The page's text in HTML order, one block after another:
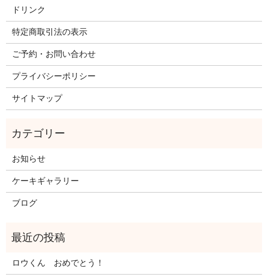
ドリンク
特定商取引法の表示
ご予約・お問い合わせ
プライバシーポリシー
サイトマップ
お知らせ
ケーキギャラリー
ブログ
ロウくん おめでとう！